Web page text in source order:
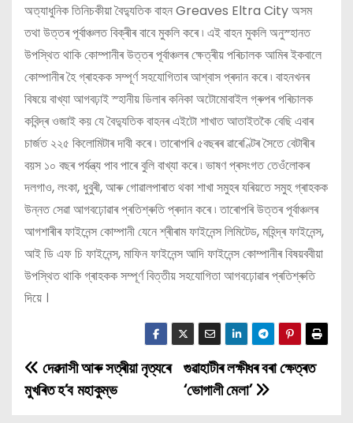
অত্যাধুনিক তিনিচকীয়া বৈদ্যুতিক বাহন Greaves Eltra City অসম
তথা উত্তৰ পূৰ্বাঞ্চলত বিক্ৰীৰ বাবে মুকলি কৰে ৷ এই বাহন মুকলি অনুস্হানত
উপস্থিত থাকি কোম্পানীৰ উত্তৰ পূৰ্বাঞ্চলৰ ক্ষেত্ৰীয় পৰিচালক আমিৰ ইকবালে
কোম্পানীৰ হৈ গ্ৰাহকক সম্পূৰ্ণ সহযোগিতাৰ আশ্বাস প্ৰদান কৰে ৷ বাহনখনৰ
বিষয়ে বাখ্যা আগবঢ়াই স্হানীয় ডিলাৰ কনিকা অটোমোবাইল গ্ৰুপৰ পৰিচালক
কবিন্দ্ৰ ওজাই কয় যে বৈদ্যুতিক বাহনৰ এইটো শাখাত আতাইতকৈ বেছি এবাৰ
চাৰ্জত ২২৫ কিলোমিটাৰ দাবী কৰে ৷ তাৰোপৰি ৫বছৰৰ ৱাৰেণ্টিৰ সৈতে বেটাৰীৰ
বয়স ১০ বছৰ পৰ্যন্ত্য পাব পাৰে বুলি বাখ্যা কৰে ৷ ভাষণ প্ৰসংগত তেওঁলোকৰ
দলগাও, লংকা, ধুবুৰী, আৰু গোৱালপাৰাত থকা শাখা সমুহৰ যৰিয়তে সমুহ গ্ৰাহকক
উন্নত সেৱা আগবঢ়োৱাৰ প্ৰতিশ্ৰুতি প্ৰদান কৰে ৷ তাৰোপৰি উত্তৰ পূৰ্বাঞ্চলৰ
আগশাৰীৰ ফাইনেন্স কোম্পানী যেনে শ্ৰীৰাম ফাইনেন্স লিমিটেড, মহিন্দ্ৰ ফাইনেন্স,
আই ডি এফ চি ফাইনেন্স, মাফিন ফাইনেন্স আদি ফাইনেন্স কোম্পানীৰ বিষয়ববীয়া
উপস্থিত থাকি গ্ৰাহকক সম্পূৰ্ণ বিত্তীয় সহযোগিতা আগবঢ়োৱাৰ প্ৰতিশ্ৰুতি
দিয়ে ।
P
o
গুৱাহাটীৰ লক্ষীধৰ বৰা ক্ষেত্ৰত
‘ভোগালী মেলা’
দেৱদাসী আৰু সত্ৰীয়া নৃত্যৰে
মুখৰিত হ’ব মহাকুম্ভ